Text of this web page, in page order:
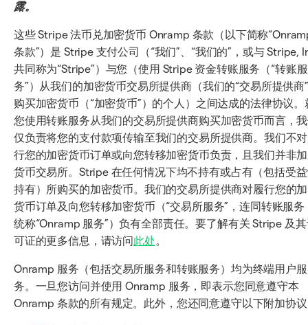
露。
这些 Stripe 法币兑加密货币 Onramp 条款（以下简称
条款”）是 Stripe 支付公司（“我们”、“我们的”，或与 Stripe,
共同称为“Stripe”）与您（使用 Stripe 资金转账服务（“转账服
务”）从我们的加密货币交易所提供商（我们的“交易所提供商
购买加密货币（“加密货币”）的个人）之间达成的法律协议。
您使用转账服务从我们的交易所提供商购买加密货币而言，
仅负责将您的支付款项传输至我们的交易所提供商。我们不
行您的加密货币订单或向您转移加密货币负责，且我们并非
货币交易所。Stripe 在任何情况下均不持有或占有（包括受
持有）所购买的加密货币。我们的交易所提供商对履行您的
货币订单及向您转移加密货币（“交易所服务”，连同转账服务
统称“Onramp 服务”）负有全部责任。要了解有关 Stripe 及
可证的更多信息，请访问此处。
Onramp 服务（包括交易所服务和转账服务）均为终端用户服
务。一旦您访问并使用 Onramp 服务，即表示您同意遵守本
Onramp 条款的所有规定。此外，您还同意遵守以下附加协